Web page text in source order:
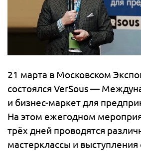
21 марта в Московском
состоялся VerSous —
и бизнес-маркет для
На этом ежегодном
трёх дней проводятся
мастерклассы и выступления